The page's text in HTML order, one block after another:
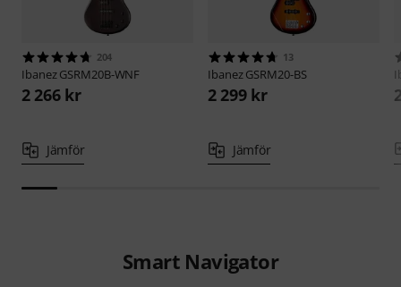
204
IbanezGSRM20B-WNF
2 266 kr
Jämför
13
IbanezGSRM20-BS
2 299 kr
Jämför
Smart Navigator